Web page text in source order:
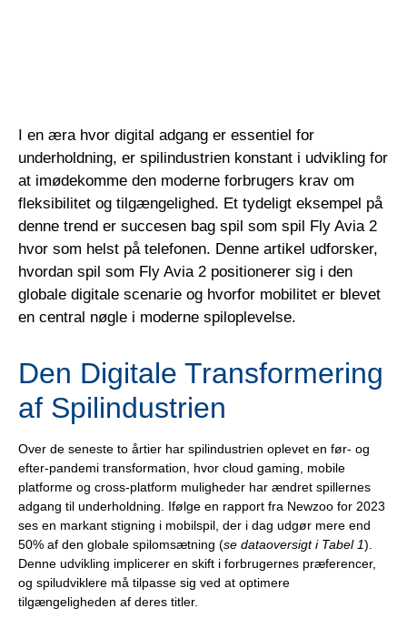
I en æra hvor digital adgang er essentiel for
underholdning, er spilindustrien konstant i udvikling for
at imødekomme den moderne forbrugers krav om
fleksibilitet og tilgængelighed. Et tydeligt eksempel på
denne trend er succesen bag spil som spil Fly Avia 2
hvor som helst på telefonen. Denne artikel udforsker,
hvordan spil som Fly Avia 2 positionerer sig i den
globale digitale scenarie og hvorfor mobilitet er blevet
en central nøgle i moderne spiloplevelse.
Den Digitale Transformering
af Spilindustrien
Over de seneste to årtier har spilindustrien oplevet en før- og
efter-pandemi transformation, hvor cloud gaming, mobile
platforme og cross-platform muligheder har ændret spillernes
adgang til underholdning. Ifølge en rapport fra Newzoo for 2023
ses en markant stigning i mobilspil, der i dag udgør mere end
50% af den globale spilomsætning (se dataoversigt i Tabel 1).
Denne udvikling implicerer en skift i forbrugernes præferencer,
og spiludviklere må tilpasse sig ved at optimere
tilgængeligheden af deres titler.